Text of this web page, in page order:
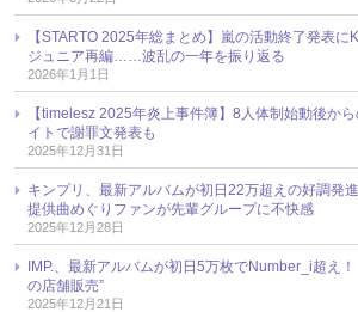
【STARTO 2025年総まとめ】嵐の活動終了発表に
ジュニア再編……波乱の一年を振り返る
2026年1月1日
【timelesz 2025年炎上事件簿】8人体制始動後か
イトで謝罪文発表も
2025年12月31日
キンプリ、最新アルバムが初日22万超えの好調
提供曲めぐりファンが先輩グループに不快感
2025年12月28日
IMP.、最新アルバムが初日5万枚でNumber_i超え
の店舗販売”
2025年12月21日